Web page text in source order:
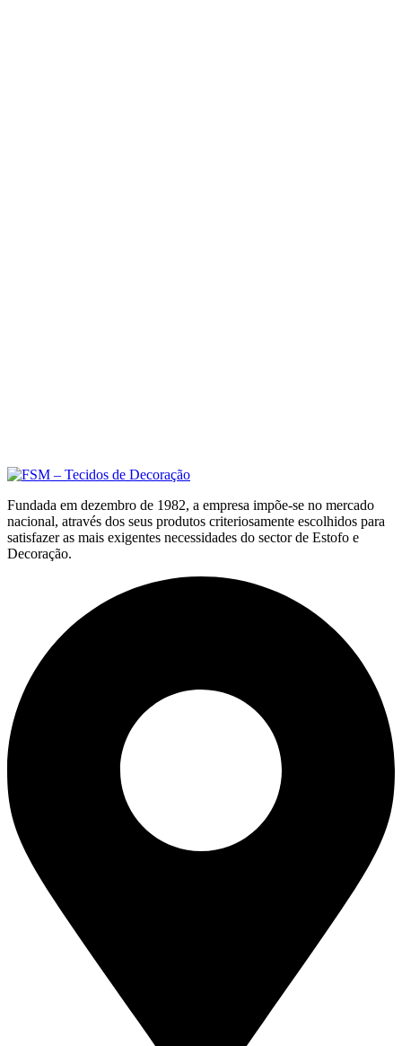
Fundada em dezembro de 1982, a empresa impõe-se no mercado
nacional, através dos seus produtos criteriosamente escolhidos para
satisfazer as mais exigentes necessidades do sector de Estofo e
Decoração.